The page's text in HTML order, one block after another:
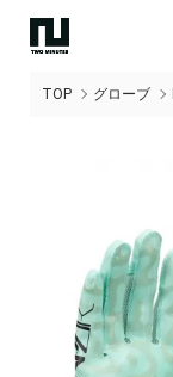
TOP グローブ